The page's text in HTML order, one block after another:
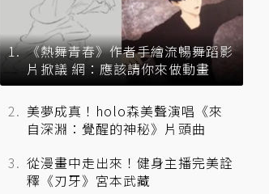
《熱舞青春》作者手繪流暢舞蹈影
片掀議 網：應該請你來做動畫
美夢成真！holo森美聲演唱《來
自深淵：覺醒的神秘》片頭曲
從漫畫中走出來！健身主播完美詮
釋《刃牙》宮本武藏